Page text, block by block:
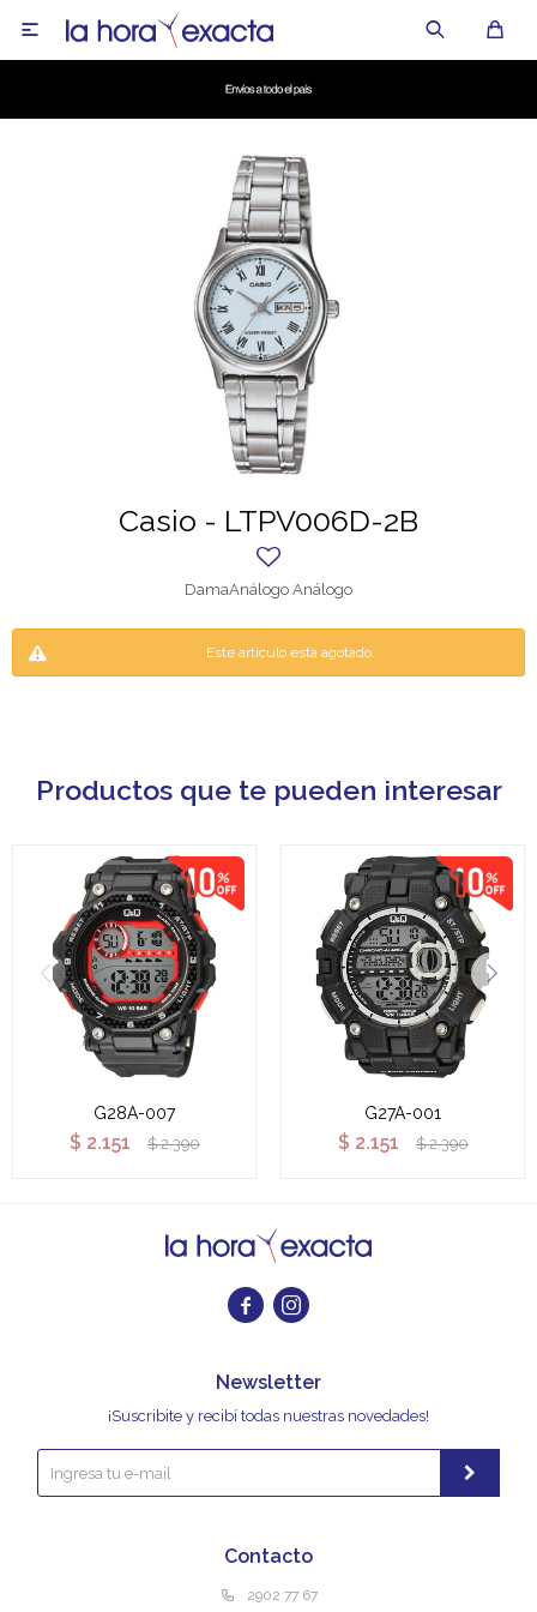

Casio - LTPV006D-2B
DamaAnálogo Análogo
Este artículo está agotado.
Productos que te pueden interesar
G28A-007
$ 2.151 $ 2.390
G27A-001
$ 2.151 $ 2.390
 
Contacto
2902 77 67
Newsletter
¡Suscribite y recibí todas nuestras novedades!